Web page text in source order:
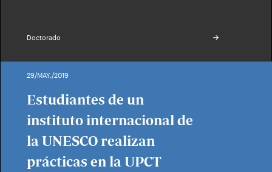
Doctorado
29/MAY./2019
Estudiantes de un
instituto internacional de
la UNESCO realizan
prácticas en la UPCT